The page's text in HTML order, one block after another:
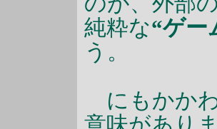
純粋な“ゲー
う。
にもかか